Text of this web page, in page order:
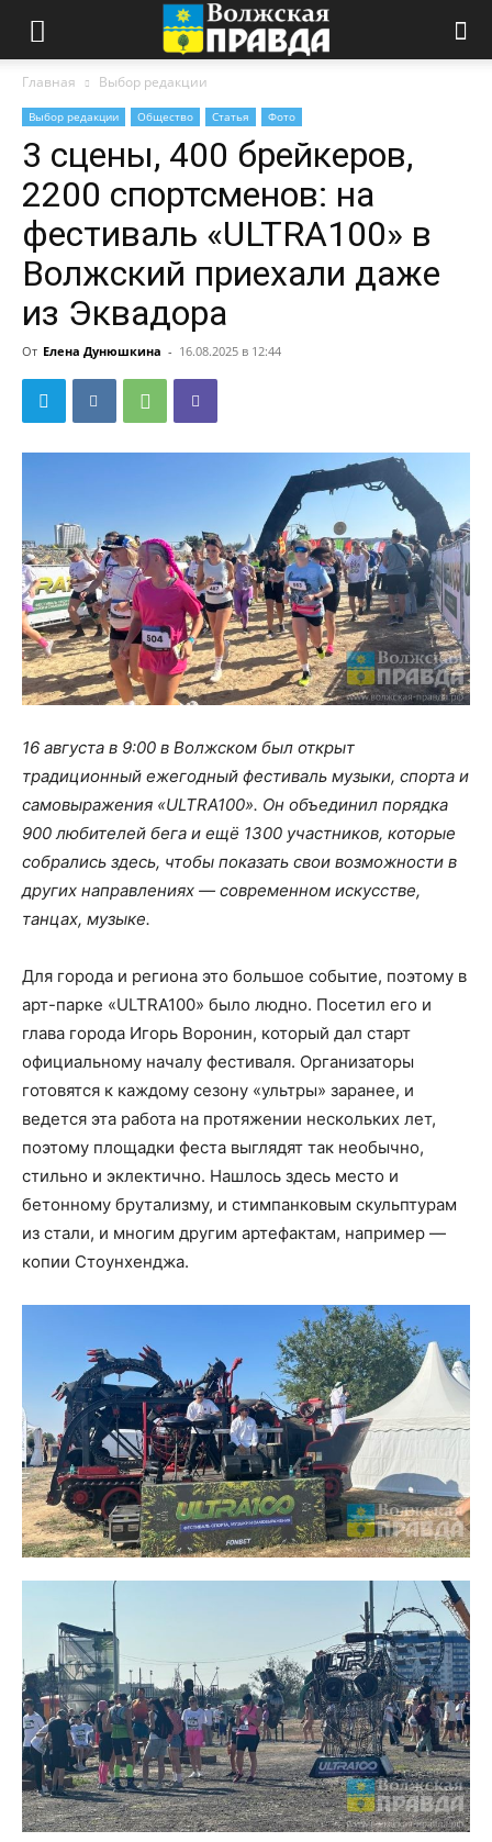
Главная Выбор редакции
Выбор редакции Общество Статья Фото
3 сцены, 400 брейкеров,
2200 спортсменов: на
фестиваль «ULTRA100» в
Волжский приехали даже
из Эквадора
От Елена Дунюшкина - 16.08.2025 в 12:44
16 августа в 9:00 в Волжском был открыт
традиционный ежегодный фестиваль музыки, спорта и
самовыражения «ULTRA100». Он объединил порядка
900 любителей бега и ещё 1300 участников, которые
собрались здесь, чтобы показать свои возможности в
других направлениях — современном искусстве,
танцах, музыке.
Для города и региона это большое событие, поэтому в
арт-парке «ULTRA100» было людно. Посетил его и
глава города Игорь Воронин, который дал старт
официальному началу фестиваля. Организаторы
готовятся к каждому сезону «ультры» заранее, и
ведется эта работа на протяжении нескольких лет,
поэтому площадки феста выглядят так необычно,
стильно и эклектично. Нашлось здесь место и
бетонному брутализму, и стимпанковым скульптурам
из стали, и многим другим артефактам, например —
копии Стоунхенджа.